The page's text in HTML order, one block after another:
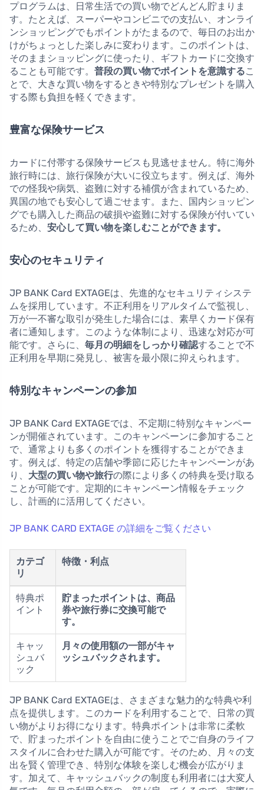
プログラムは、日常生活での買い物でどんどん貯まりま
す。たとえば、スーパーやコンビニでの支払い、オンライ
ンショッピングでもポイントがたまるので、毎日のお出か
けがちょっとした楽しみに変わります。このポイントは、
そのままショッピングに使ったり、ギフトカードに交換す
ることも可能です。 普段の買い物でポイントを意識するこ
とで、大きな買い物をするときや特別なプレゼントを購入
する際も負担を軽くできます。
豊富な保険サービス
カードに付帯する保険サービスも見逃せません。特に海外
旅行時には、旅行保険が大いに役立ちます。例えば、海外
での怪我や病気、盗難に対する補償が含まれているため、
異国の地でも安心して過ごせます。また、国内ショッピン
グでも購入した商品の破損や盗難に対する保険が付いてい
るため、 安心して買い物を楽しむことができます。
安心のセキュリティ
JP BANK Card EXTAGEは、先進的なセキュリティシステ
ムを採用しています。不正利用をリアルタイムで監視し、
万が一不審な取引が発生した場合には、素早くカード保有
者に通知します。このような体制により、迅速な対応が可
能です。さらに、 毎月の明細をしっかり確認することで不
正利用を早期に発見し、被害を最小限に抑えられます。
特別なキャンペーンの参加
JP BANK Card EXTAGEでは、不定期に特別なキャンペー
ンが開催されています。このキャンペーンに参加すること
で、通常よりも多くのポイントを獲得することができま
す。例えば、特定の店舗や季節に応じたキャンペーンがあ
り、 大型の買い物や旅行の際により多くの特典を受け取る
ことが可能です。定期的にキャンペーン情報をチェック
し、計画的に活用してください。
JP BANK CARD EXTAGE の詳細をご覧ください
カテゴ
リ
特徴・利点
特典ポ
イント
貯まったポイントは、商品
券や旅行券に交換可能で
す。
キャッ
シュバ
ック
月々の使用額の一部がキャ
ッシュバックされます。
JP BANK Card EXTAGEは、さまざまな魅力的な特典や利
点を提供します。このカードを利用することで、日常の買
い物がよりお得になります。特典ポイントは非常に柔軟
で、貯まったポイントを自由に使うことでご自身のライフ
スタイルに合わせた購入が可能です。そのため、月々の支
出を賢く管理でき、特別な体験を楽しむ機会が広がりま
す。加えて、キャッシュバックの制度も利用者には大変人